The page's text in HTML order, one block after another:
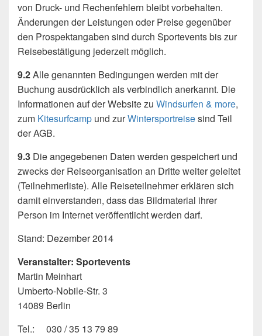
von Druck- und Rechenfehlern bleibt vorbehalten.
Änderungen der Leistungen oder Preise gegenüber
den Prospektangaben sind durch Sportevents bis zur
Reisebestätigung jederzeit möglich.
9.2Alle genannten Bedingungen werden mit der
Buchung ausdrücklich als verbindlich anerkannt. Die
Informationen auf der Website zu Windsurfen & more,
zum Kitesurfcamp und zurWintersportreisesind Teil
der AGB.
9.3 Die angegebenen Daten werden gespeichert und
zwecks der Reiseorganisation an Dritte weiter geleitet
(Teilnehmerliste). Alle Reiseteilnehmer erklären sich
damit einverstanden, dass das Bildmaterial ihrer
Person im Internet veröffentlicht werden darf.
Stand: Dezember 2014
Veranstalter: Sportevents
Martin Meinhart
Umberto-Nobile-Str. 3
14089 Berlin
Tel.: 030 / 35 13 79 89